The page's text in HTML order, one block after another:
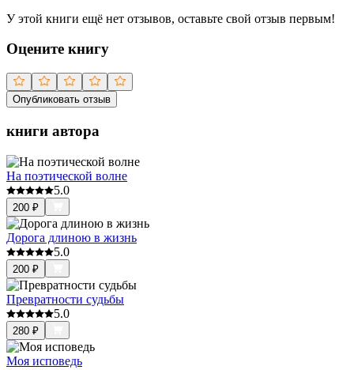
У этой книги ещё нет отзывов, оставьте свой отзыв первым!
Оцените книгу
Опубликовать отзыв
книги автора
На поэтической волне
5.0
200 ₽
Дорога длиною в жизнь
5.0
200 ₽
Превратности судьбы
5.0
280 ₽
Моя исповедь